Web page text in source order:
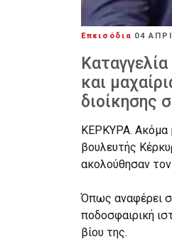
Επεισόδια 04
και
διοίκησης
ΚΕΡΚΥΡΑ. Ακόμα
βουλευτής
ακολούθησαν
Όπως αναφέρει
ποδοσφαιρική
βίου της.